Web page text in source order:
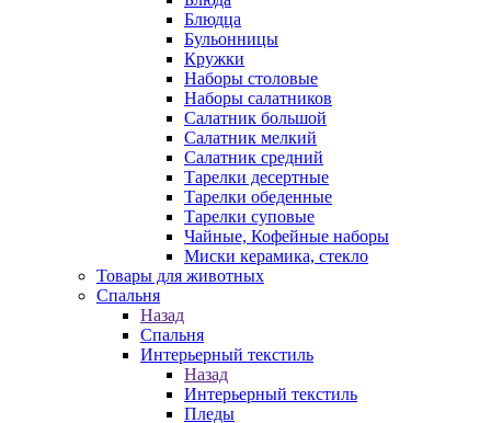
Блюдца
Бульонницы
Кружки
Наборы столовые
Наборы салатников
Салатник большой
Салатник мелкий
Салатник средний
Тарелки десертные
Тарелки обеденные
Тарелки суповые
Чайные, Кофейные наборы
Миски керамика, стекло
Товары для животных
Спальня
Назад
Спальня
Интерьерный текстиль
Назад
Интерьерный текстиль
Пледы